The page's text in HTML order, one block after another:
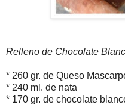
Relleno de Chocolate
* 260 gr. de Queso
* 240 ml. de nata
* 170 gr. de chocolate